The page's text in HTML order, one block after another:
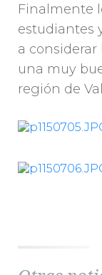
Finalmente
estudiantes
a
una muy
región de